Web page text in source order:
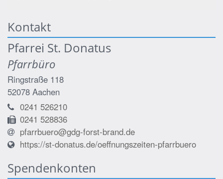
Kontakt
Pfarrei St. Donatus
Pfarrbüro
Ringstraße 118
52078 Aachen
0241 526210
0241 528836
pfarrbuero@gdg-forst-brand.de
https://st-donatus.de/oeffnungszeiten-pfarrbuero
Spendenkonten